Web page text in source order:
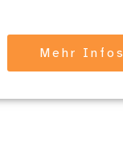
Mehr Infos